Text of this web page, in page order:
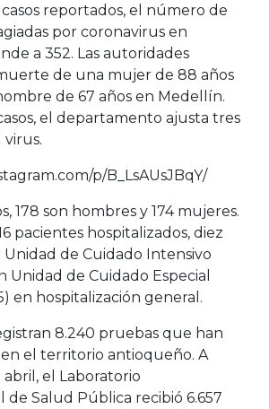
reportados, el número de
por coronavirus en
a 352. Las autoridades
de una mujer de 88 años
de 67 años en Medellín.
el departamento ajusta tres
p/B_LsAUsJBqY/
178 son hombres y 174 mujeres.
pacientes hospitalizados, diez
Unidad de Cuidado Intensivo
Unidad de Cuidado Especial
en hospitalización general.
8.240 pruebas que han
el territorio antioqueño. A
el Laboratorio
Salud Pública recibió 6.657